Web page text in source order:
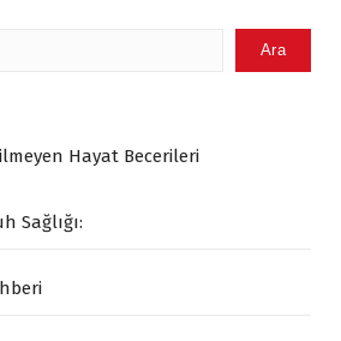
Hayat Becerileri
Sağlığı: